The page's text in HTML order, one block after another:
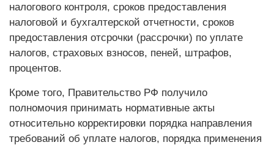
налогового контроля, сроков предоставления
налоговой и бухгалтерской отчетности, сроков
предоставления отсрочки (рассрочки) по уплате
налогов, страховых взносов, пеней, штрафов,
процентов.
Кроме того, Правительство РФ получило
полномочия принимать нормативные акты
относительно корректировки порядка направления
требований об уплате налогов, порядка применения